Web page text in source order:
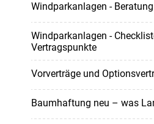
Windparkanlagen - Beratung
Windparkanlagen -
Vertragspunkte
Vorverträge und
Baumhaftung neu – was